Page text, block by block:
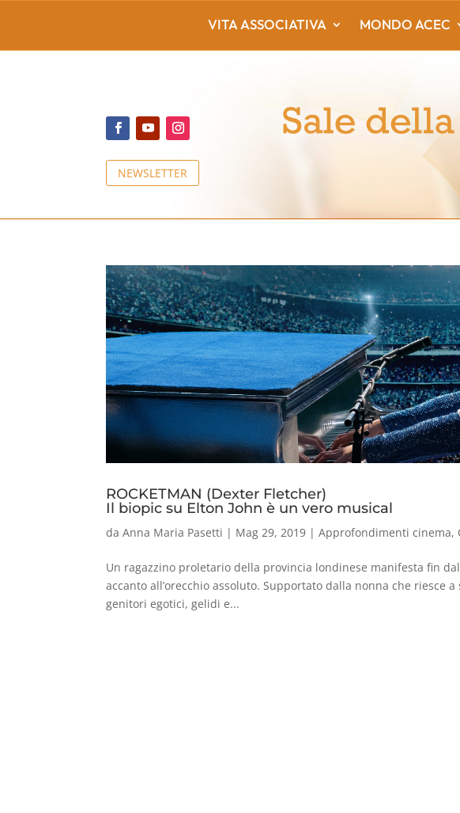
NEWSLETTER
VITA ASSOCIATIVA MONDO ACEC
ROCKETMAN (Dexter Fletcher)
Il biopic su Elton John è un vero musical
daAnna Maria Pasetti | Mag 29, 2019 |Approfondimenti cinema,
Un ragazzino proletario della provincia londinese manifesta fin
accanto all’orecchio assoluto. Supportato dalla nonna che riesce
genitori egotici, gelidi e...